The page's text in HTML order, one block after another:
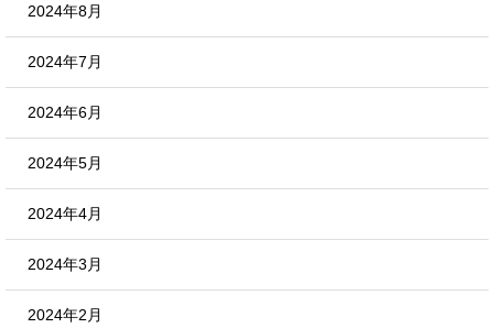
2024年8月
2024年7月
2024年6月
2024年5月
2024年4月
2024年3月
2024年2月